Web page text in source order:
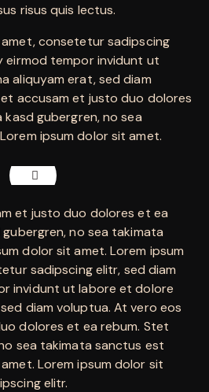
risus quis lectus.
consetetur sadipscing
eirmod tempor invidunt ut
aliquyam erat, sed diam
accusam et justo duo dolores
gubergren, no sea
ipsum dolor sit amet.
et justo duo dolores et ea
no sea takimata
dolor sit amet. Lorem ipsum
sadipscing elitr, sed diam
invidunt ut labore et dolore
diam voluptua. At vero eos
dolores et ea rebum. Stet
sea takimata sanctus est
Lorem ipsum dolor sit
elitr.